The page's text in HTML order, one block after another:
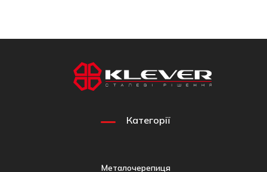
Категорії
Металочерепиця